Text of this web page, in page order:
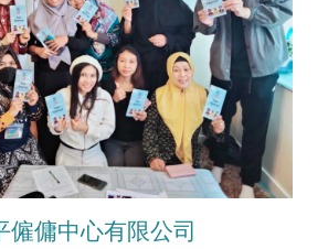
僱傭中心有限公司